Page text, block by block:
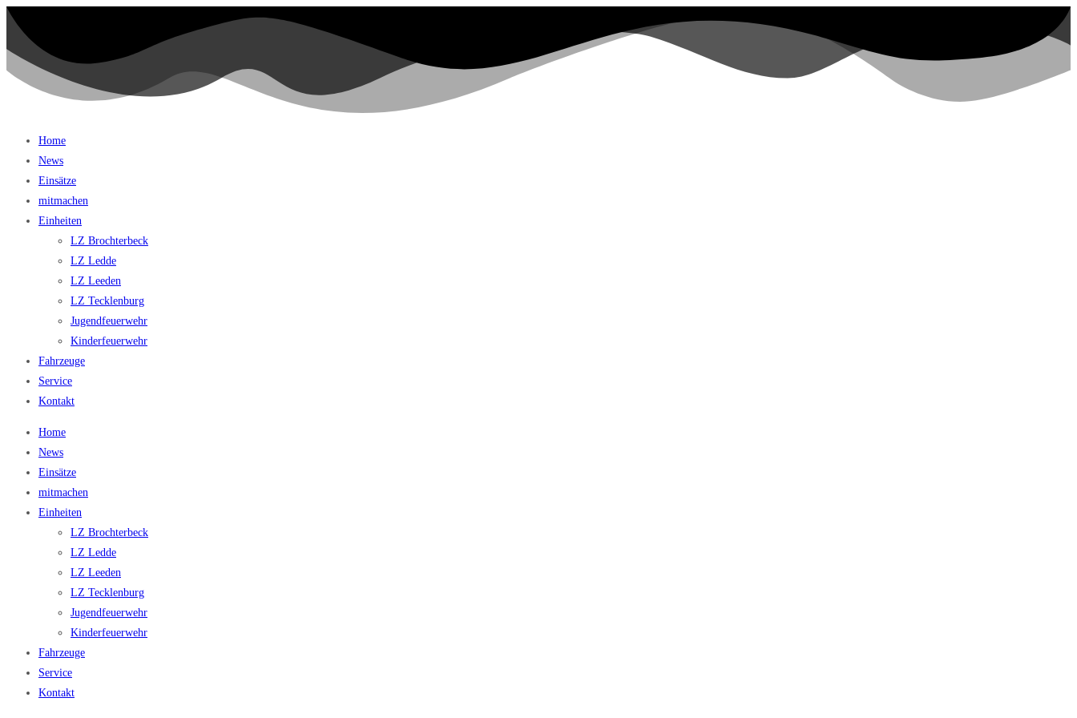
Home
News
Einsätze
mitmachen
Einheiten
LZ Brochterbeck
LZ Ledde
LZ Leeden
LZ Tecklenburg
Jugendfeuerwehr
Kinderfeuerwehr
Fahrzeuge
Service
Kontakt
Home
News
Einsätze
mitmachen
Einheiten
LZ Brochterbeck
LZ Ledde
LZ Leeden
LZ Tecklenburg
Jugendfeuerwehr
Kinderfeuerwehr
Fahrzeuge
Service
Kontakt